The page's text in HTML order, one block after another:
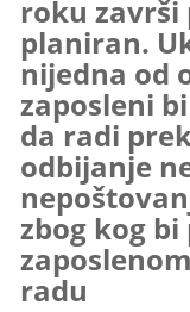
roku završi
planiran.
nijedna od
zaposleni
da radi
odbijanje
zbog kog
radu